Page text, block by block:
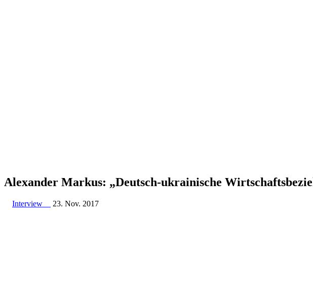
Alex­an­der Markus: „Deutsch-ukrai­ni­sche
Interview 23. Nov. 2017